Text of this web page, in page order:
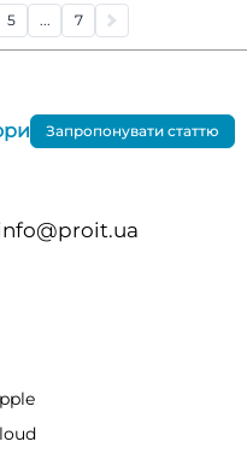
5 ... 7
Запропонувати статтю